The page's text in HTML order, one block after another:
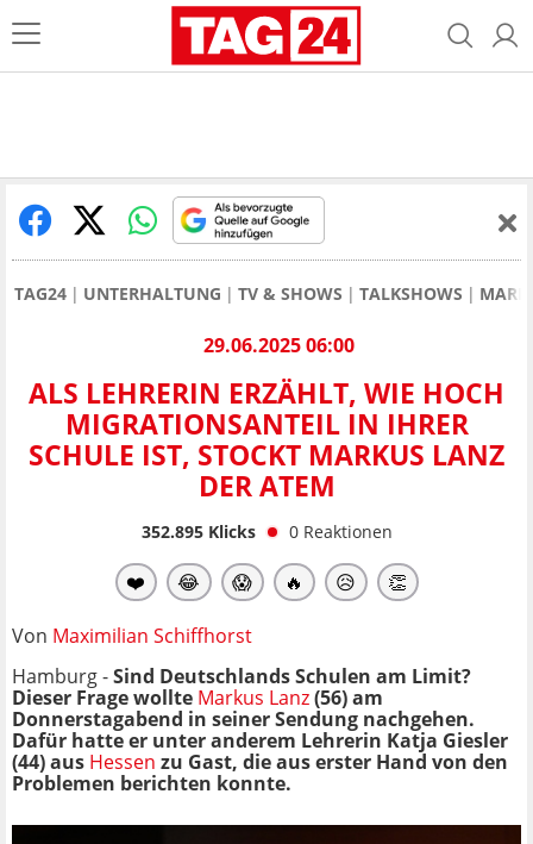
TAG24 UNTERHALTUNG TV & SHOWS TALKSHOWS
29.06.2025 06:00
ALS LEHRERIN ERZÄHLT, WIE HOCH
MIGRATIONSANTEIL IN IHRER
SCHULE IST, STOCKT MARKUS LANZ
DER ATEM
352.895Klicks 0 Reaktionen
❤️ 😂 😱 🔥 😥 👏
Von Maximilian Schiffhorst
Hamburg -Sind Deutschlands Schulen am Limit?
Dieser Frage wollte Markus Lanz(56) am
Donnerstagabend in seiner Sendung nachgehen.
Dafür hatte er unter anderem Lehrerin Katja Giesler
(44)aus Hessen zu Gast, die aus erster Hand von den
Problemen berichten konnte.